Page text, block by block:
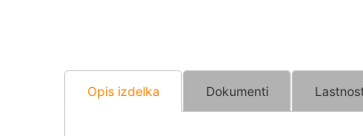
Opis izdelka Dokumenti